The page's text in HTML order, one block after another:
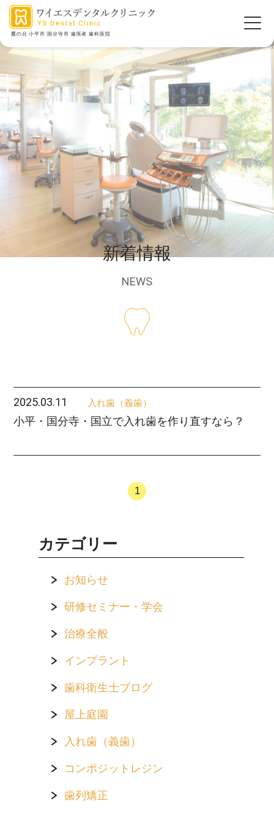
鷹の台 小平市 国分寺市 歯医者 歯科医院
新着情報
NEWS
2025.03.11 入れ歯（義歯）
小平・国分寺・国立で入れ歯を作り直すなら？
1
カテゴリー
お知らせ
研修セミナー・学会
治療全般
インプラント
歯科衛生士ブログ
屋上庭園
入れ歯（義歯）
コンポジットレジン
歯列矯正